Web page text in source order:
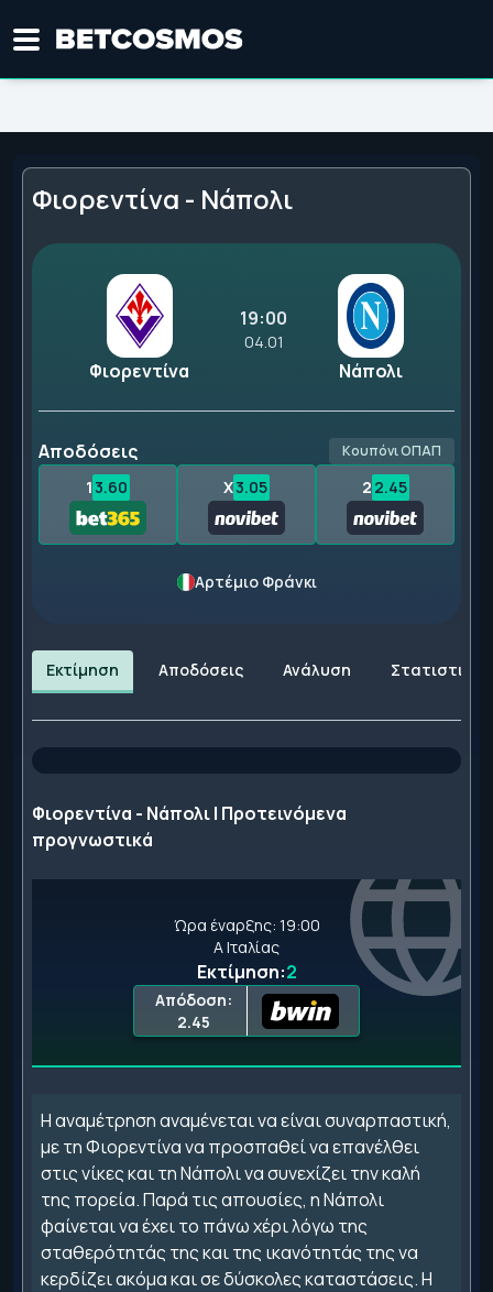
Φιορεντίνα - Νάπολι
Φιορεντίνα
19:00
04.01
Νάπολι
Αποδόσεις Κουπόνι ΟΠΑΠ
13.60 X3.05 2 2.45
Αρτέμιο Φράνκι
Εκτίμηση Αποδόσεις Ανάλυση Στατιστικά
Φιορεντίνα - Νάπολι | Προτεινόμενα
προγνωστικά
Ώρα έναρξης: 19:00
Α Ιταλίας
Εκτίμηση:2
Απόδοση:
2.45
Η αναμέτρηση αναμένεται να είναι συναρπαστική,
με τη Φιορεντίνα να προσπαθεί να επανέλθει
στις νίκες και τη Νάπολι να συνεχίζει την καλή
της πορεία. Παρά τις απουσίες, η Νάπολι
φαίνεται να έχει το πάνω χέρι λόγω της
σταθερότητάς της και της ικανότητάς της να
κερδίζει ακόμα και σε δύσκολες καταστάσεις. Η